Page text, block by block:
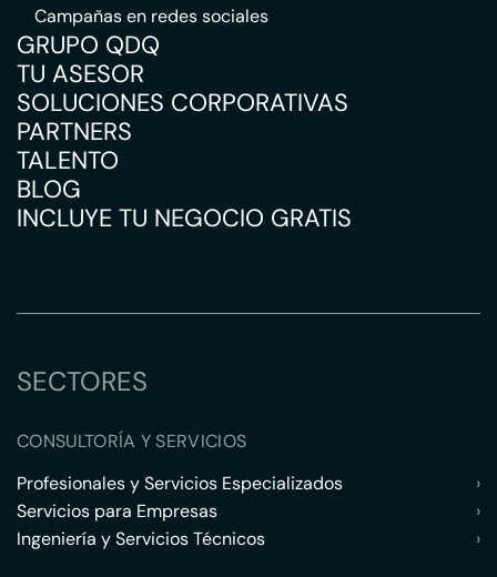
Campañas en redes sociales
GRUPO QDQ
TU ASESOR
SOLUCIONES CORPORATIVAS
PARTNERS
TALENTO
BLOG
INCLUYE TU NEGOCIO GRATIS
SECTORES
CONSULTORÍA Y SERVICIOS
Profesionales y Servicios Especializados
›
Servicios para Empresas
›
Ingeniería y Servicios Técnicos
›